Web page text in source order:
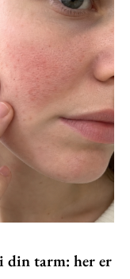
PRICING
din tarm: her er